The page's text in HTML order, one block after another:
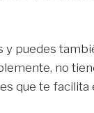
y puedes
no
que te facilita